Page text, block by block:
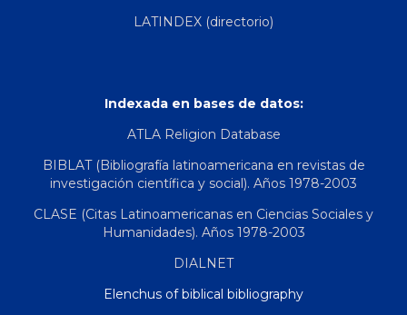
LATINDEX (directorio)
Indexada en bases de datos:
ATLA Religion Database
BIBLAT (Bibliografía latinoamericana en revistas de
investigación científica y social). Años 1978-2003
CLASE (Citas Latinoamericanas en Ciencias Sociales y
Humanidades). Años 1978-2003
DIALNET
Elenchus of biblical bibliography